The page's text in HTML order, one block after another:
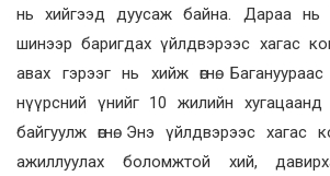
нь хийгээд дуусаж байна. Дараа нь
шинээр баригдах үйлдвэрээс хагас
авах гэрээг нь хийж өгнө.
нүүрсний үнийг 10 жилийн хугацаанд
байгуулж өгнө. Энэ үйлдвэрээс хагас
ажиллуулах боломжтой хий,